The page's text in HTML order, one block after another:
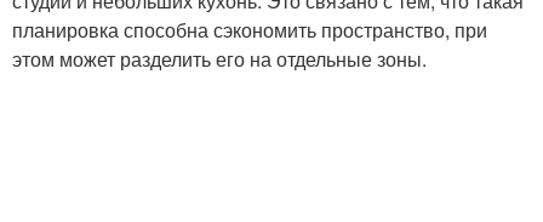
планировка способна сэкономить пространство, при
этом может разделить его на отдельные зоны.